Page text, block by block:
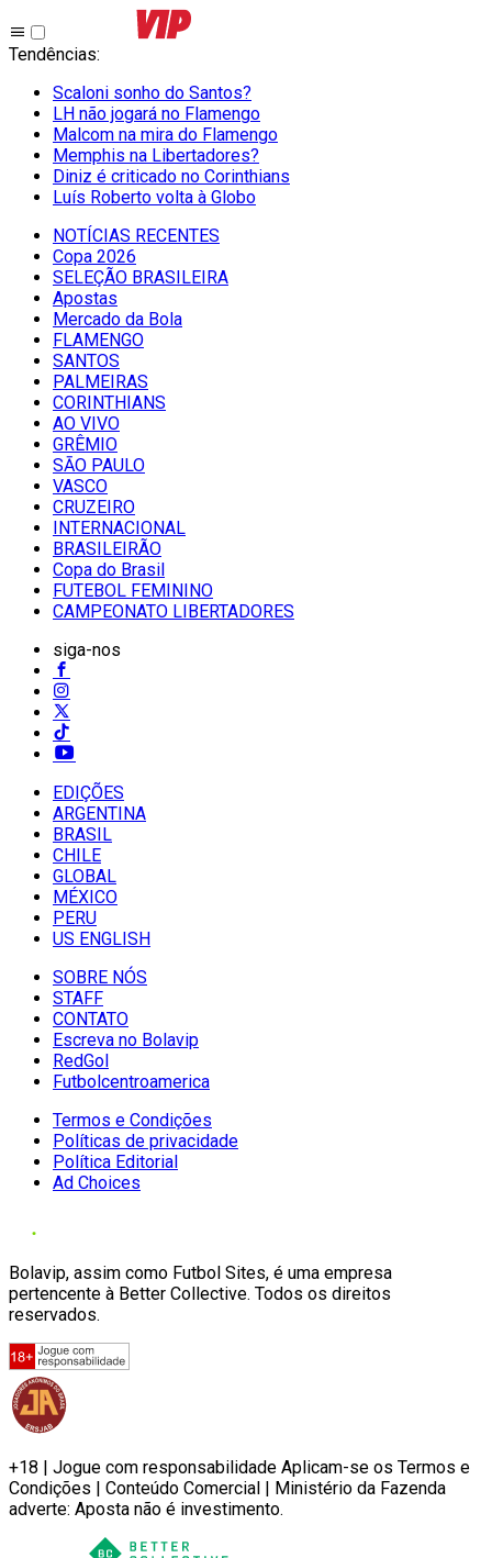
Tendências:
Scaloni sonho do Santos?
LH não jogará no Flamengo
Malcom na mira do Flamengo
Memphis na Libertadores?
Diniz é criticado no Corinthians
Luís Roberto volta à Globo
NOTÍCIAS RECENTES
Copa 2026
SELEÇÃO BRASILEIRA
Apostas
Mercado da Bola
FLAMENGO
SANTOS
PALMEIRAS
CORINTHIANS
AO VIVO
GRÊMIO
SĀO PAULO
VASCO
CRUZEIRO
INTERNACIONAL
BRASILEIRÃO
Copa do Brasil
FUTEBOL FEMININO
CAMPEONATO LIBERTADORES
siga-nos
EDIÇÕES
ARGENTINA
BRASIL
CHILE
GLOBAL
MÉXICO
PERU
US ENGLISH
SOBRE NÓS
STAFF
CONTATO
Escreva no Bolavip
RedGol
Futbolcentroamerica
Termos e Condições
Políticas de privacidade
Política Editorial
Ad Choices
Bolavip, assim como Futbol Sites, é uma empresa
pertencente à Better Collective. Todos os direitos
reservados.
+18 | Jogue com responsabilidade Aplicam-se os Termos e
Condições | Conteúdo Comercial | Ministério da Fazenda
adverte: Aposta não é investimento.